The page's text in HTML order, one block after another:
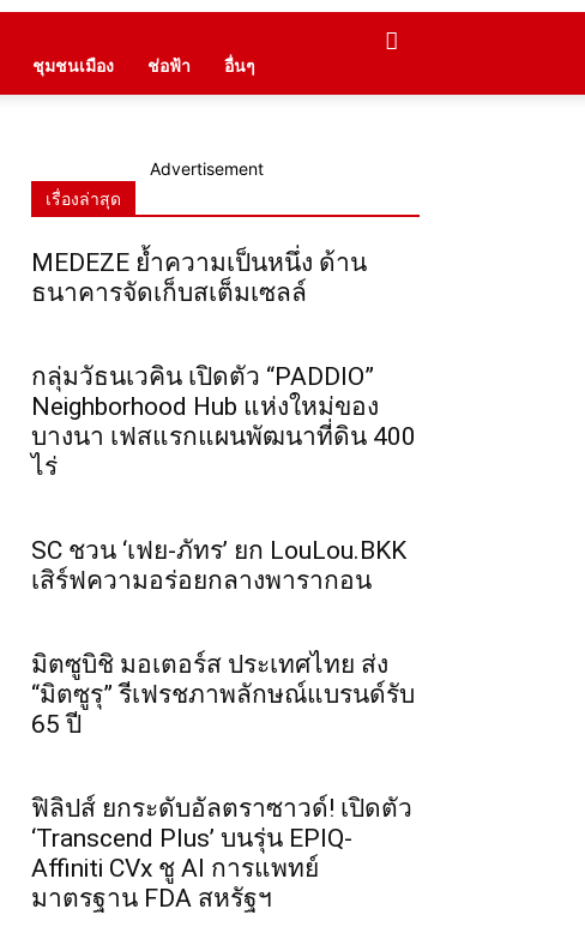
ชุมชนเมือง ช่อฟ้า อื่นๆ
Advertisement
เรื่องล่าสุด
MEDEZE ย้ำความเป็นหนึ่ง ด้าน
ธนาคารจัดเก็บสเต็มเซลล์
กลุ่มวัธนเวคิน เปิดตัว “PADDIO”
Neighborhood Hub แห่งใหม่ของ
บางนา เฟสแรกแผนพัฒนาที่ดิน 400
ไร่
SC ชวน ‘เฟย-ภัทร’ ยก LouLou.BKK
เสิร์ฟความอร่อยกลางพารากอน
มิตซูบิชิ มอเตอร์ส ประเทศไทย ส่ง
“มิตซูรุ” รีเฟรชภาพลักษณ์แบรนด์รับ
65 ปี
ฟิลิปส์ ยกระดับอัลตราซาวด์! เปิดตัว
‘Transcend Plus’ บนรุ่น EPIQ-
Affiniti CVx ชู AI การแพทย์
มาตรฐาน FDA สหรัฐฯ